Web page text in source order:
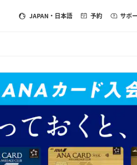
JAPAN ・日本語 予約 サポ